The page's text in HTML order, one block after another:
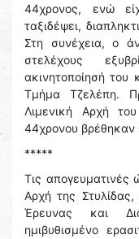
44χρονος, ενώ
ταξιδέψει,
Στη συνέχεια, ο
στελέχους
ακινητοποίησή του
Τμήμα Τζελέπη.
Λιμενική Αρχή
44χρονου βρέθηκαν
*****
Τις απογευματινές
Αρχή της
Έρευνας και
ημιβυθισμένο